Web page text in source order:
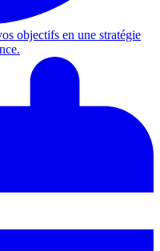
objectifs en une stratégie